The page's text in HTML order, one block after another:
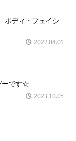
ボディ・フェイシ
2022.04.01
ーです☆
2023.10.05